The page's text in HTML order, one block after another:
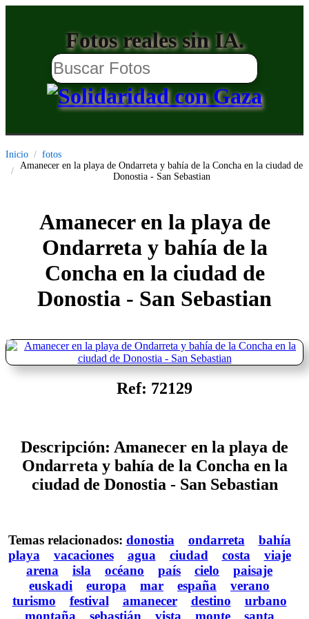
Fotos reales sin IA.
Inicio
fotos
Amanecer en la playa de Ondarreta y bahía de la Concha en la ciudad de
Donostia - San Sebastian
Amanecer en la playa de
Ondarreta y bahía de la
Concha en la ciudad de
Donostia - San Sebastian
Ref: 72129
Descripción: Amanecer en la playa de
Ondarreta y bahía de la Concha en la
ciudad de Donostia - San Sebastian
Temas relacionados: donostia ondarreta
bahía
playa
vacaciones agua ciudad costa
viaje
arena
isla océano país cielo
paisaje
euskadi
europa mar españa
verano
turismo
festival amanecer destino
urbano
montaña
sebastián vista monte santa